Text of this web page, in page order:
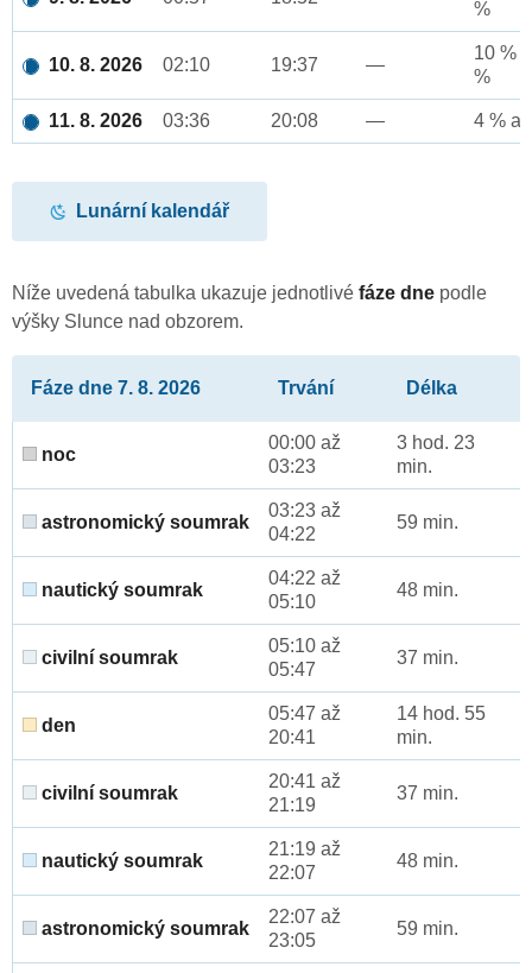
%
10. 8. 2026 02:10 19:37 —
10 %
%
11. 8. 2026 03:36 20:08 — 4 %
Lunární kalendář
Níže uvedená tabulka ukazuje jednotlivé fáze dne podle
výšky Slunce nad obzorem.
Fáze dne 7. 8. 2026 Trvání Délka
noc
00:00 až
03:23
3 hod. 23
min.
astronomický soumrak
03:23 až
04:22
59 min.
nautický soumrak
04:22 až
05:10
48 min.
civilní soumrak
05:10 až
05:47
37 min.
den
05:47 až
20:41
14 hod. 55
min.
civilní soumrak
20:41 až
21:19
37 min.
nautický soumrak
21:19 až
22:07
48 min.
astronomický soumrak
22:07 až
23:05
59 min.